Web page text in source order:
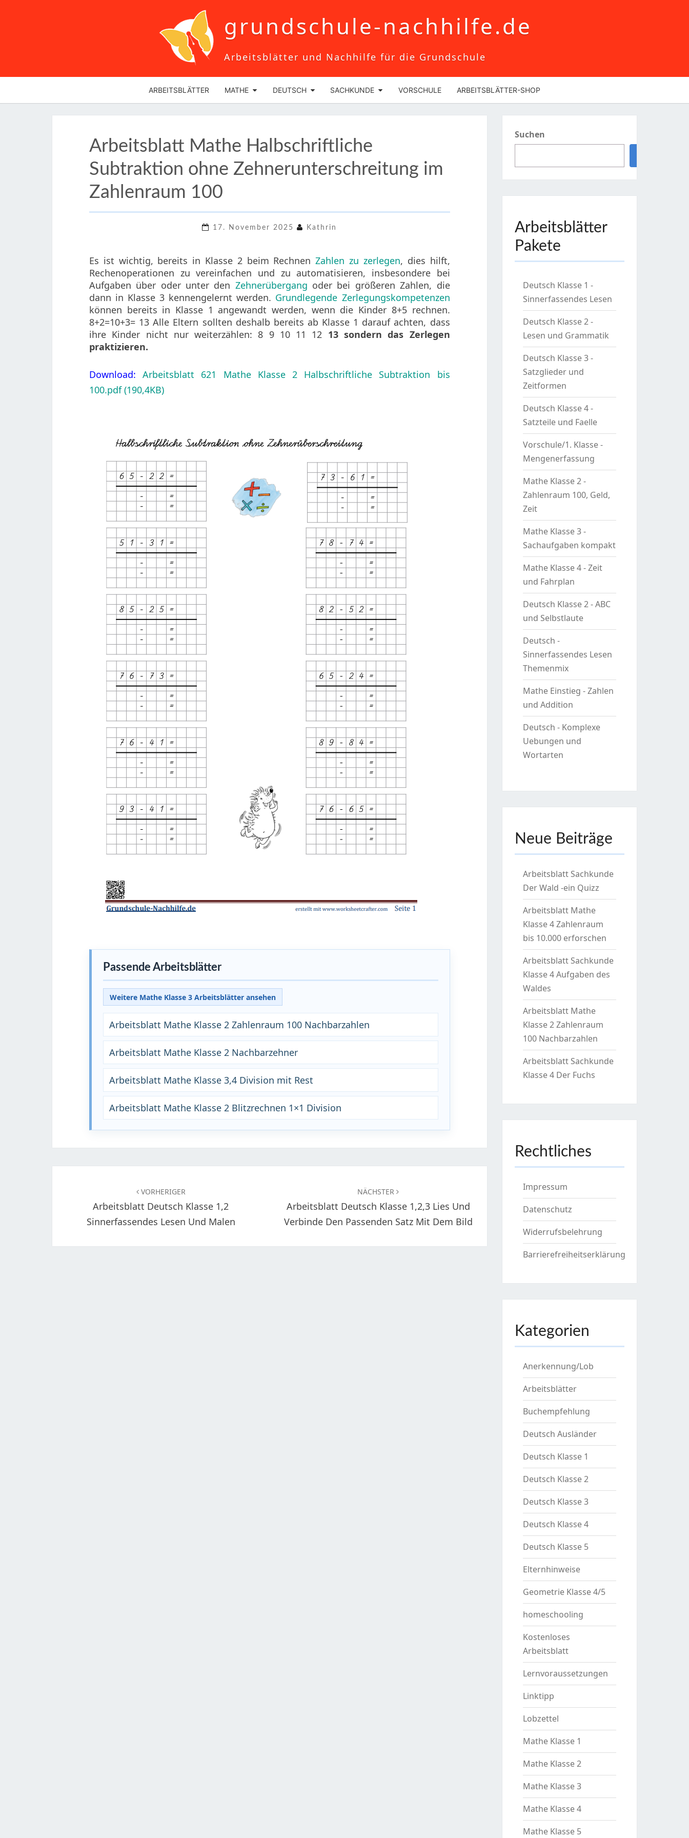
grundschule-nachhilfe.de
Arbeitsblätter und Nachhilfe für die Grundschule
ARBEITSBLÄTTER MATHE DEUTSCH SACHKUNDE VORSCHULE ARBEITSBLÄTTER-SHOP
MATHE
HALBSCHRIFTLICHE
SUBTRAKTION
ZEHNERUNTERSCHREITUNG
IM
100
Arbeitsblatt Mathe Halbschriftliche
Subtraktion ohne Zehnerunterschreitung im
Zahlenraum 100
17. November 2025 Kathrin
Es ist wichtig, bereits in Klasse 2 beim RechnenZahlen zu zerlegen, dies hilft,
Rechenoperationen zu vereinfachen und zu automatisieren, insbesondere bei
Aufgaben über oder unter den Zehnerübergang oder bei größeren Zahlen, die
dann in Klasse 3 kennengelernt werden. Grundlegende Zerlegungskompetenzen
können bereits in Klasse 1 angewandt werden, wenn die Kinder 8+5rechnen.
8+2=10+3= 13 Alle Eltern sollten deshalb bereits ab Klasse 1 darauf achten, dass
ihre Kinder nicht nur weiterzählen: 8 9 10 11 12 13 sondern das Zerlegen
praktizieren.
Download: Arbeitsblatt 621 Mathe Klasse 2 Halbschriftliche Subtraktion bis
100.pdf (190,4KB)
Passende Arbeitsblätter
Weitere Mathe Klasse 3 Arbeitsblätter ansehen
Arbeitsblatt Mathe Klasse 2 Zahlenraum 100 Nachbarzahlen
Arbeitsblatt Mathe Klasse 2 Nachbarzehner
Arbeitsblatt Mathe Klasse 3,4 Division mit Rest
Arbeitsblatt Mathe Klasse 2 Blitzrechnen 1×1 Division
VORHERIGER
Arbeitsblatt Deutsch Klasse 1,2
Sinnerfassendes Lesen Und Malen
NÄCHSTER
Arbeitsblatt Deutsch Klasse 1,2,3 Lies Und
Verbinde Den Passenden Satz Mit Dem Bild
Suchen
Arbeitsblätter
Pakete
Deutsch Klasse 1 -
Sinnerfassendes Lesen
Deutsch Klasse 2 -
Lesen und Grammatik
Deutsch Klasse 3 -
Satzglieder und
Zeitformen
Deutsch Klasse 4 -
Satzteile und Faelle
Vorschule/1. Klasse -
Mengenerfassung
Mathe Klasse 2 -
Zahlenraum 100, Geld,
Zeit
Mathe Klasse 3 -
Sachaufgaben kompakt
Mathe Klasse 4 - Zeit
und Fahrplan
Deutsch Klasse 2 - ABC
und Selbstlaute
Deutsch -
Sinnerfassendes Lesen
Themenmix
Mathe Einstieg - Zahlen
und Addition
Deutsch - Komplexe
Uebungen und
Wortarten
Neue Beiträge
Arbeitsblatt Sachkunde
Der Wald -ein Quizz
Arbeitsblatt Mathe
Klasse 4 Zahlenraum
bis 10.000 erforschen
Arbeitsblatt Sachkunde
Klasse 4 Aufgaben des
Waldes
Arbeitsblatt Mathe
Klasse 2 Zahlenraum
100 Nachbarzahlen
Arbeitsblatt Sachkunde
Klasse 4 Der Fuchs
Rechtliches
Impressum
Datenschutz
Widerrufsbelehrung
Barrierefreiheitserklärung
Kategorien
Anerkennung/Lob
Arbeitsblätter
Buchempfehlung
Deutsch Ausländer
Deutsch Klasse 1
Deutsch Klasse 2
Deutsch Klasse 3
Deutsch Klasse 4
Deutsch Klasse 5
Elternhinweise
Geometrie Klasse 4/5
homeschooling
Kostenloses
Arbeitsblatt
Lernvoraussetzungen
Linktipp
Lobzettel
Mathe Klasse 1
Mathe Klasse 2
Mathe Klasse 3
Mathe Klasse 4
Mathe Klasse 5